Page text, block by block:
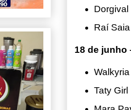
Raí
18 de junho
Taty Girl